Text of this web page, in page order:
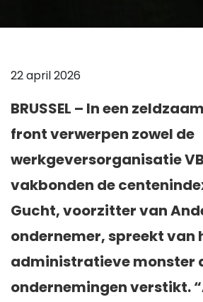
22 april 2026
BRUSSEL – In een
front verwerpen zowel de
werkgeversorganisatie
vakbonden de
Gucht, voorzitter van
ondernemer, spreekt van
administratieve monster
ondernemingen verstikt.